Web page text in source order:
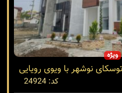
ویژه
نوشهر با ویوی رویایی
کد: 24924